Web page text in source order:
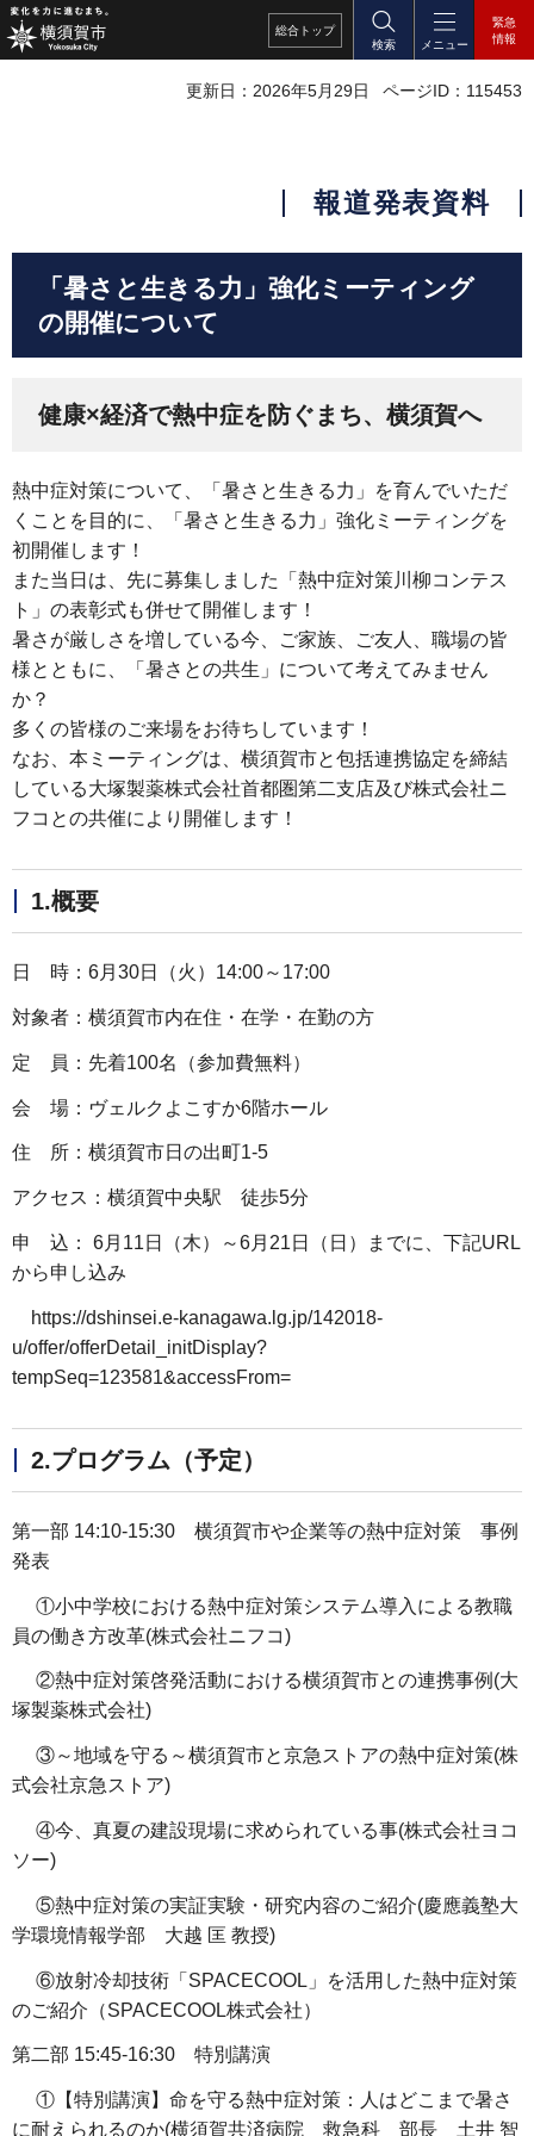
総合 トップ
検索
メニュー
緊急
情報
更新日：2026年5月29日 ページID：115453
報道発表資料
「暑さと生きる力」強化ミーティング
の開催について
健康×経済で熱中症を防ぐまち、横須賀へ
熱中症対策について、「暑さと生きる力」を育んでいただ
くことを目的に、「暑さと生きる力」強化ミーティングを
初開催します！
また当日は、先に募集しました「熱中症対策川柳コンテス
ト」の表彰式も併せて開催します！
暑さが厳しさを増している今、ご家族、ご友人、職場の皆
様とともに、「暑さとの共生」について考えてみません
か？
多くの皆様のご来場をお待ちしています！
なお、本ミーティングは、横須賀市と包括連携協定を締結
している大塚製薬株式会社首都圏第二支店及び株式会社ニ
フコとの共催により開催します！
1.概要
日 時：6月30日（火）14:00～17:00
対象者：横須賀市内在住・在学・在勤の方
定 員：先着100名（参加費無料）
会 場：ヴェルクよこすか6階ホール
住 所：横須賀市日の出町1-5
アクセス：横須賀中央駅 徒歩5分
申 込： 6月11日（木）～6月21日（日）までに、下記URL
から申し込み
https://dshinsei.e-kanagawa.lg.jp/142018-
u/offer/offerDetail_initDisplay?
tempSeq=123581&accessFrom=
2.プログラム（予定）
第一部 14:10-15:30 横須賀市や企業等の熱中症対策 事例
発表
①小中学校における熱中症対策システム導入による教職
員の働き方改革(株式会社ニフコ)
②熱中症対策啓発活動における横須賀市との連携事例(大
塚製薬株式会社)
③～地域を守る～横須賀市と京急ストアの熱中症対策(株
式会社京急ストア)
④今、真夏の建設現場に求められている事(株式会社ヨコ
ソー)
⑤熱中症対策の実証実験・研究内容のご紹介(慶應義塾大
学環境情報学部 大越 匡 教授)
⑥放射冷却技術「SPACECOOL」を活用した熱中症対策
のご紹介（SPACECOOL株式会社）
第二部 15:45-16:30 特別講演
①【特別講演】命を守る熱中症対策：人はどこまで暑さ
に耐えられるのか(横須賀共済病院 救急科 部長 土井 智